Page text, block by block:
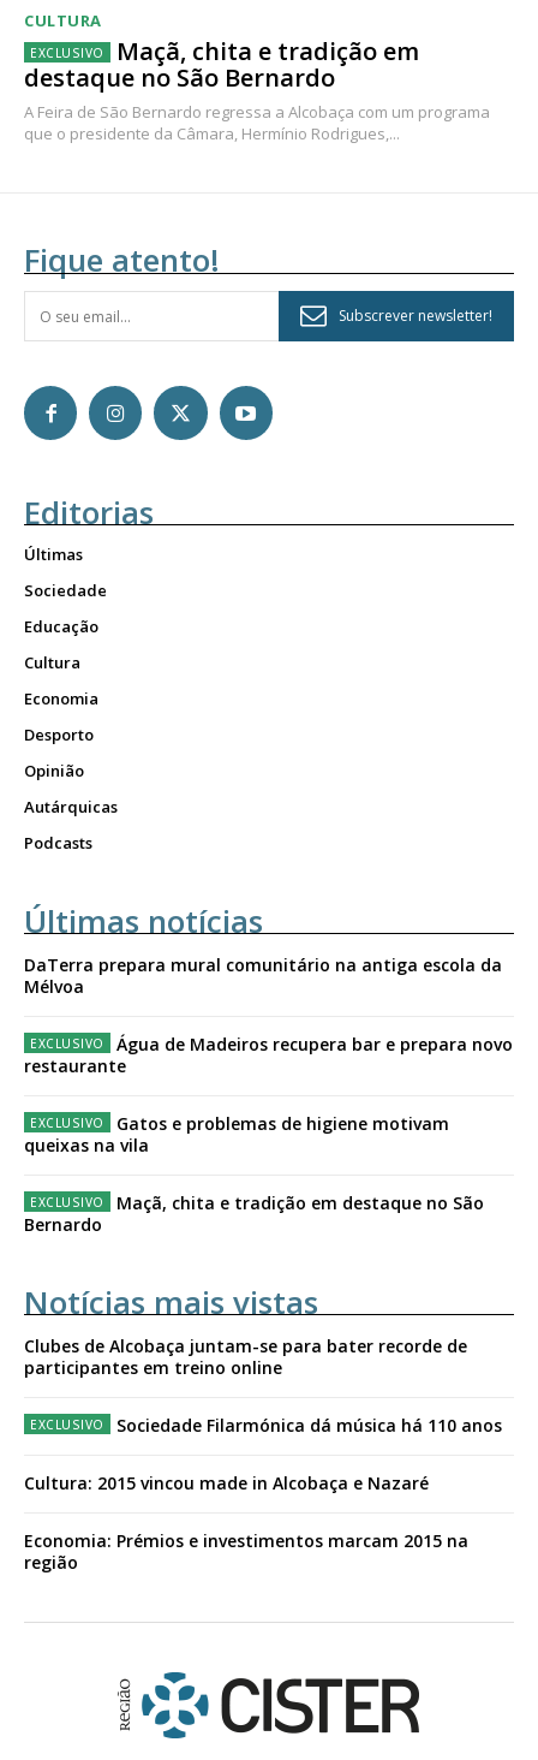
CULTURA
Maçã, chita e tradição em
destaque no São Bernardo
A Feira de São Bernardo regressa a Alcobaça com um programa
que o presidente da Câmara, Hermínio Rodrigues,...
Fique atento!
Subscrever newsletter!
Editorias
Últimas
Sociedade
Educação
Cultura
Economia
Desporto
Opinião
Autárquicas
Podcasts
Últimas notícias
DaTerra prepara mural comunitário na antiga escola da
Mélvoa
Água de Madeiros recupera bar e prepara novo
restaurante
Gatos e problemas de higiene motivam
queixas na vila
Maçã, chita e tradição em destaque no São
Bernardo
Notícias mais vistas
Clubes de Alcobaça juntam-se para bater recorde de
participantes em treino online
Sociedade Filarmónica dá música há 110 anos
Cultura: 2015 vincou made in Alcobaça e Nazaré
Economia: Prémios e investimentos marcam 2015 na
região